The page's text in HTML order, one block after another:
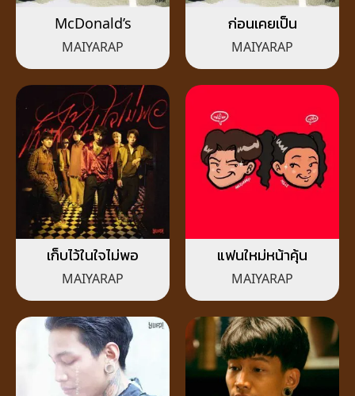
McDonald’s
MAIYARAP
ก่อนเคยเป็น
MAIYARAP
เก็บไว้ในใจไม่พอ
MAIYARAP
แฟนใหม่หน้าคุ้น
MAIYARAP